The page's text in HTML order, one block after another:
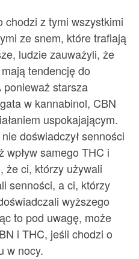
chodzi z tymi wszystkimi
ze snem, które trafiają
ludzie zauważyli, że
tendencję do
ponieważ starsza
w kannabinol, CBN
uspokajającym.
doświadczył senności
wpływ samego THC i
że ci, którzy używali
senności, a ci, którzy
wyższego
to pod uwagę, może
i THC, jeśli chodzi o
w nocy.